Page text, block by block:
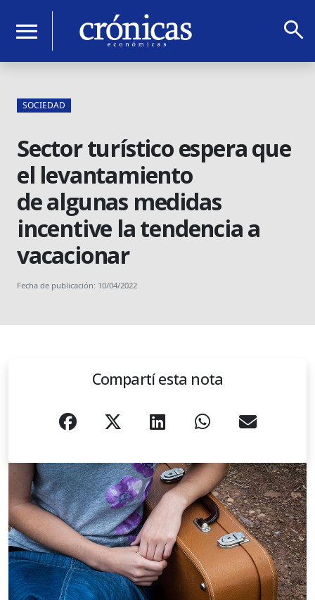
menu search
SOCIEDAD
Sector turístico espera que
el levantamiento
de algunas medidas
incentive la tendencia a
vacacionar
Fecha de publicación: 10/04/2022
Compartí esta nota